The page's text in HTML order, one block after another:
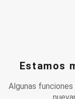
Estamos
Algunas